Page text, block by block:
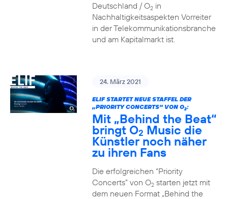
Deutschland / O2in
Nachhaltigkeitsaspekten Vorreiter
in der Telekommunikationsbranche
und am Kapitalmarkt ist.
24. März 2021
ELIF STARTET NEUE STAFFEL DER
„PRIORITY CONCERTS“ VON O2:
Mit „Behind the Beat“
bringt O2 Music die
Künstler noch näher
zu ihren Fans
Die erfolgreichen “Priority
Concerts” von O2starten jetzt mit
dem neuen Format „Behind the